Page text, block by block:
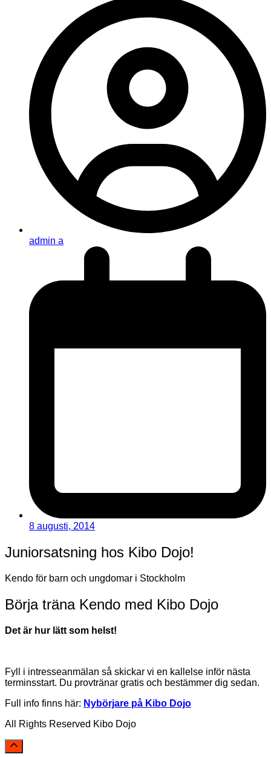
admin a
8 augusti, 2014
Juniorsatsning hos Kibo Dojo!
Kendo för barn och ungdomar i Stockholm
Börja träna Kendo med Kibo Dojo
Det är hur lätt som helst!
Fyll i intresseanmälan så skickar vi en kallelse inför nästa
terminsstart. Du provtränar gratis och bestämmer dig sedan.
Full info finns här: Nybörjare på Kibo Dojo
All Rights Reserved Kibo Dojo